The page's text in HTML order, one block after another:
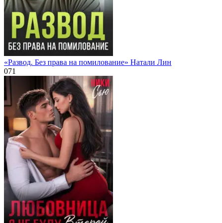
«Развод. Без права на помилование» Натали Лин
071